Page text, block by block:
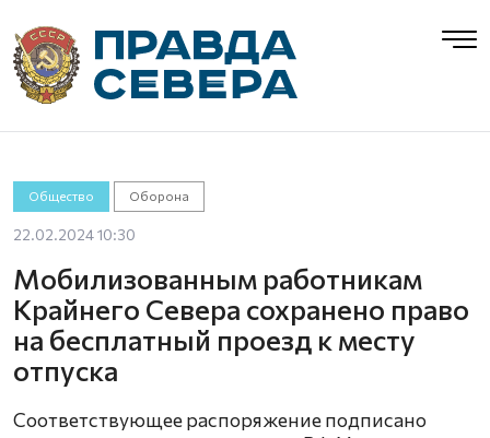
Общество Оборона
22.02.2024 10:30
Мобилизованным работникам
Крайнего Севера сохранено право
на бесплатный проезд к месту
отпуска
Соответствующее распоряжение подписано